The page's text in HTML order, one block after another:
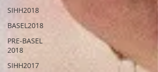
SIHH2018
BASEL2018
PRE-BASEL
2018
SIHH2017